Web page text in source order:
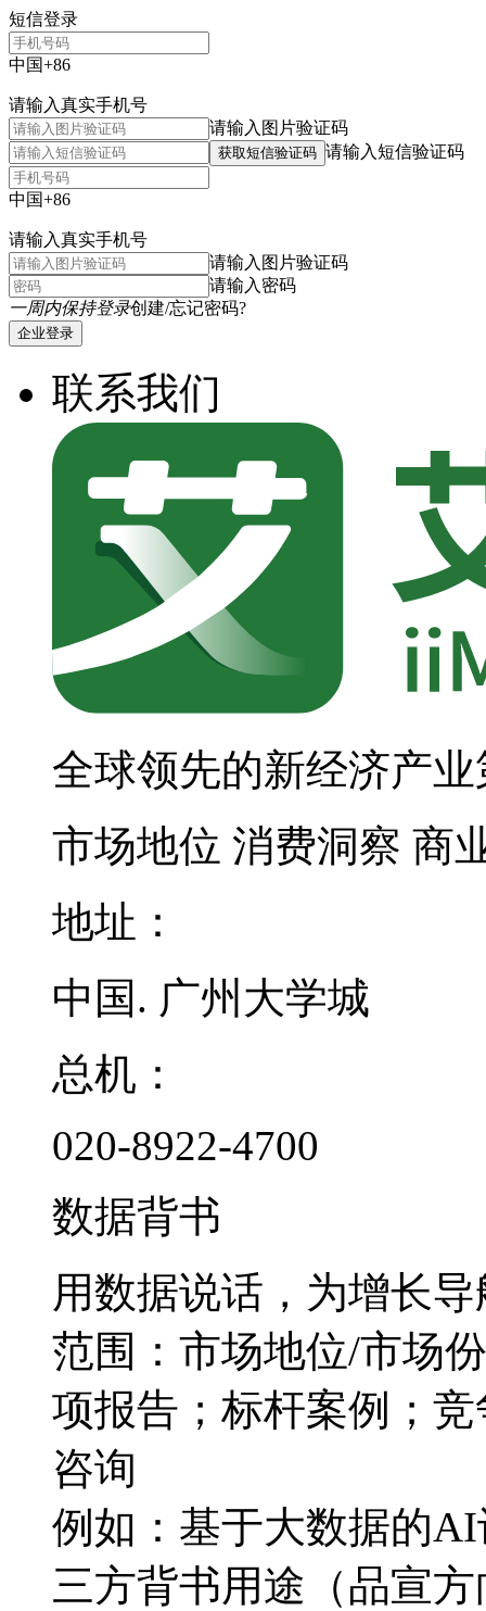
短信登录
中国+86
请输入真实手机号
请输入图片验证码
获取短信验证码 请输入短信验证码
中国+86
请输入真实手机号
请输入图片验证码
请输入密码
一周内保持登录创建/忘记密码?
企业登录
联系我们
全球领先的新经济产
市场地位 消费洞察 商
地址：
中国. 广州大学城
总机：
020-8922-4700
数据背书
用数据说话，为增长导
范围：市场地位/市场
项报告；标杆案例；
咨询
例如：基于大数据的
三方背书用途（品宣